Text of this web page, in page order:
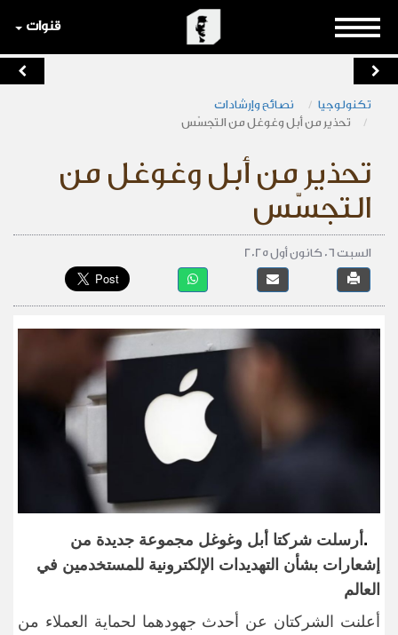
قنوات
تكنولوجيا
نصائح وإرشادات
تحذير من أبل وغوغل من التجسّس
تحذير من أبل وغوغل من
التجسّس
السبت 06 كانون أول 2025
. أرسلت شركتا أبل وغوغل مجموعة جديدة من
إشعارات بشأن التهديدات الإلكترونية للمستخدمين في
العالم
أعلنت الشركتان عن أحدث جهودهما لحماية العملاء من